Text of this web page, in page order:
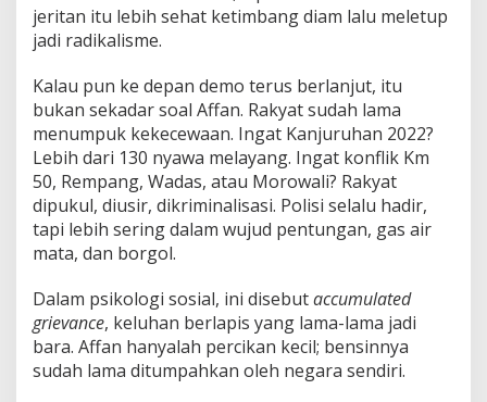
jeritan itu lebih sehat ketimbang diam lalu meletup
jadi radikalisme.
Kalau pun ke depan demo terus berlanjut, itu
bukan sekadar soal Affan. Rakyat sudah lama
menumpuk kekecewaan. Ingat Kanjuruhan 2022?
Lebih dari 130 nyawa melayang. Ingat konflik Km
50, Rempang, Wadas, atau Morowali? Rakyat
dipukul, diusir, dikriminalisasi. Polisi selalu hadir,
tapi lebih sering dalam wujud pentungan, gas air
mata, dan borgol.
Dalam psikologi sosial, ini disebutaccumulated
grievance, keluhan berlapis yang lama-lama jadi
bara. Affan hanyalah percikan kecil; bensinnya
sudah lama ditumpahkan oleh negara sendiri.